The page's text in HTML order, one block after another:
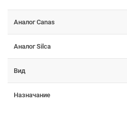
Аналог Canas
Аналог Silca
Вид
Назначание